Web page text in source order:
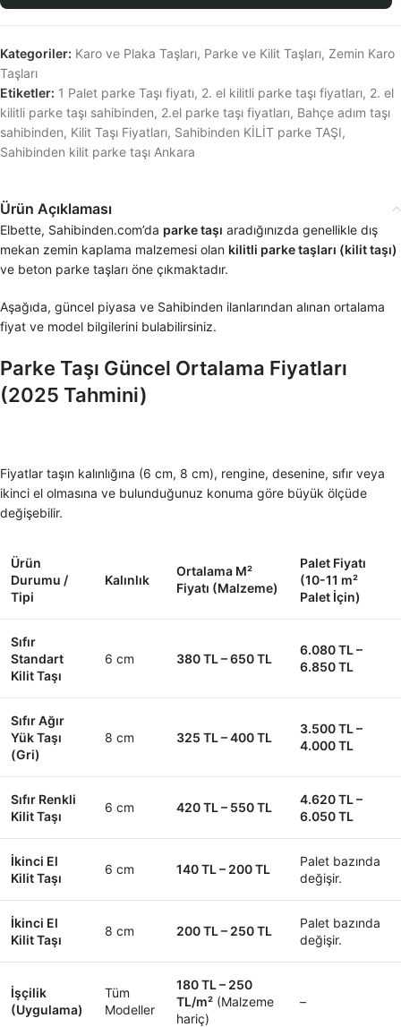
Kategoriler: Karo ve Plaka Taşları, Parke ve Kilit Taşları, Zemin Karo
Taşları
Etiketler: 1 Palet parke Taşı fiyatı, 2. el kilitli parke taşı fiyatları, 2. el
kilitli parke taşı sahibinden, 2.el parke taşı fiyatları, Bahçe adım taşı
sahibinden, Kilit Taşı Fiyatları, Sahibinden KİLİT parke TAŞI,
Sahibinden kilit parke taşı Ankara
Ürün Açıklaması
Elbette, Sahibinden.com’da parke taşı aradığınızda genellikle dış
mekan zemin kaplama malzemesi olan kilitli parke taşları (kilit taşı)
ve beton parke taşları öne çıkmaktadır.
Aşağıda, güncel piyasa ve Sahibinden ilanlarından alınan ortalama
fiyat ve model bilgilerini bulabilirsiniz.
Parke Taşı Güncel Ortalama Fiyatları
(2025 Tahmini)
Fiyatlar taşın kalınlığına (6 cm, 8 cm), rengine, desenine, sıfır veya
ikinci el olmasına ve bulunduğunuz konuma göre büyük ölçüde
değişebilir.
Ürün
Durumu /
Tipi
Kalınlık
Ortalama M²
Fiyatı (Malzeme)
Palet Fiyatı
(10-11 m²
Palet İçin)
Sıfır
Standart
Kilit Taşı
6 cm 380 TL – 650 TL
6.080 TL –
6.850 TL
Sıfır Ağır
Yük Taşı
(Gri)
8 cm 325 TL – 400 TL
3.500 TL –
4.000 TL
Sıfır Renkli
Kilit Taşı
6 cm 420 TL – 550 TL
4.620 TL –
6.050 TL
İkinci El
Kilit Taşı
6 cm 140 TL – 200 TL
Palet bazında
değişir.
İkinci El
Kilit Taşı
8 cm 200 TL – 250 TL
Palet bazında
değişir.
İşçilik
(Uygulama)
Tüm
Modeller
180 TL – 250
TL/m² (Malzeme
hariç)
–